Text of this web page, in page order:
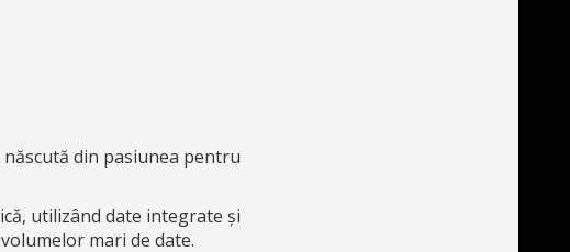
născută din pasiunea pentru
utilizând date integrate și
mari de date.